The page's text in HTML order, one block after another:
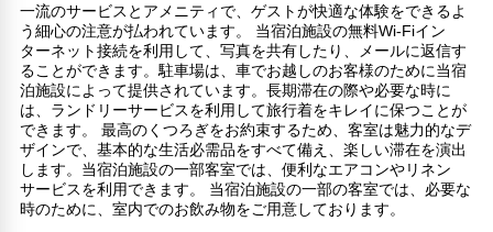
一流のサービスとアメニティで、ゲストが快適な体験をできるよ
う細心の注意が払われています。 当宿泊施設の無料Wi-Fiイン
ターネット接続を利用して、写真を共有したり、メールに返信す
ることができます。駐車場は、車でお越しのお客様のために当宿
泊施設によって提供されています。長期滞在の際や必要な時に
は、ランドリーサービスを利用して旅行着をキレイに保つことが
できます。 最高のくつろぎをお約束するため、客室は魅力的なデ
ザインで、基本的な生活必需品をすべて備え、楽しい滞在を演出
します。当宿泊施設の一部客室では、便利なエアコンやリネン
サービスを利用できます。 当宿泊施設の一部の客室では、必要な
時のために、室内でのお飲み物をご用意しております。